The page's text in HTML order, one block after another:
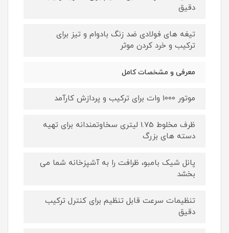
دقیق
تیغه های فولادی ضد زنگ بادوام و تیز برای
ترکیب و خرد کردن موثر
معرفی و مشخصات کامل
موتور 1000 وات برای ترکیب و پردازش کارآمد
ظرف مخلوط 1.75 لیتری سخاوتمندانه برای تهیه
دسته های بزرگ
پانل شیک بامبو، ظرافت را به آشپزخانه شما می
بخشد
تنظیمات سرعت قابل تنظیم برای کنترل ترکیب
دقیق